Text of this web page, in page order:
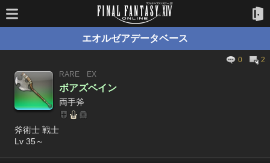
エオルゼアデータベース
0
2
RARE
EX
ボアズベイン
両手斧
斧術士 戦士
Lv 35～